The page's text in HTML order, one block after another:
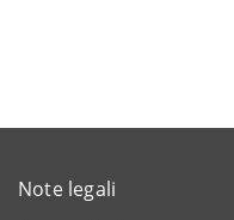
Note legali